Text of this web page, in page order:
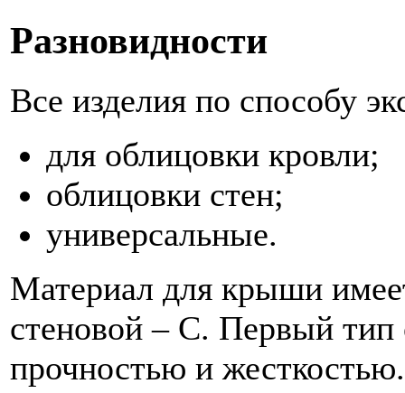
Разновидности
Все изделия по способу
для облицовки кровли;
облицовки стен;
универсальные.
Материал для крыши
стеновой – С. Первый
прочностью и